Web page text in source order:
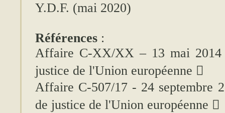
Y.D.F. (mai 2020)
Références :
Affaire C-XX/XX – 13 mai
justice de l'Union européenne 
Affaire C-507/17 - 24 septembre
de justice de l'Union européenne 